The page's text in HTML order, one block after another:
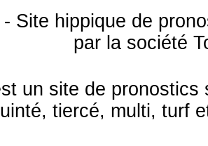
- Site hippique de
par la société
un site de pronostics
tiercé, multi, turf